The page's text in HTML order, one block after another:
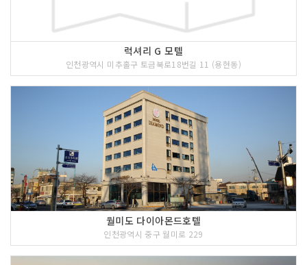
럭셔리 G 모텔
인천광역시 미추홀구 토금북로18번길 11 (용현동)
월미도 다이아몬드호텔
인천광역시 중구 월미로 229